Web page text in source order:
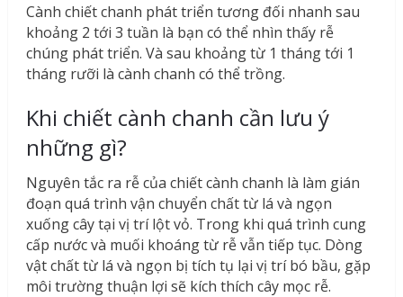
Cành chiết chanh phát triển tương đối nhanh sau
khoảng 2 tới 3 tuần là bạn có thể nhìn thấy rễ
chúng phát triển. Và sau khoảng từ 1 tháng tới 1
tháng rưỡi là cành chanh có thể trồng.
Khi chiết cành chanh cần lưu ý
những gì?
Nguyên tắc ra rễ của chiết cành chanh là làm gián
đoạn quá trình vận chuyển chất từ lá và ngọn
xuống cây tại vị trí lột vỏ. Trong khi quá trình cung
cấp nước và muối khoáng từ rễ vẫn tiếp tục. Dòng
vật chất từ lá và ngọn bị tích tụ lại vị trí bó bầu, gặp
môi trường thuận lợi sẽ kích thích cây mọc rễ.